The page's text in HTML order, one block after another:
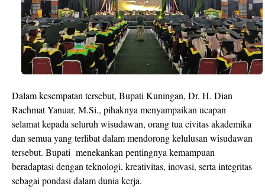
Dalam kesempatan tersebut, Bupati Kuningan, Dr. H. Dian
Rachmat Yanuar, M.Si., pihaknya menyampaikan ucapan
selamat kepada seluruh wisudawan, orang tua civitas akademika
dan semua yang terlibat dalam mendorong kelulusan wisudawan
tersebut. Bupati menekankan pentingnya kemampuan
beradaptasi dengan teknologi, kreativitas, inovasi, serta integritas
sebagai pondasi dalam dunia kerja.